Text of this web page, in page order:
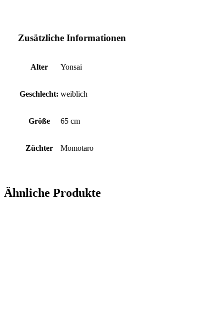
Zusätzliche Informationen
Alter Yonsai
Geschlecht: weiblich
Größe 65 cm
Züchter Momotaro
Ähnliche Produkte